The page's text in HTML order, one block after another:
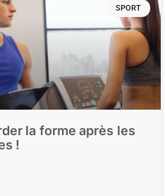
SPORT
la forme après les
!